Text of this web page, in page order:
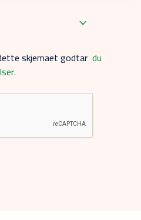
skjemaet godtar du